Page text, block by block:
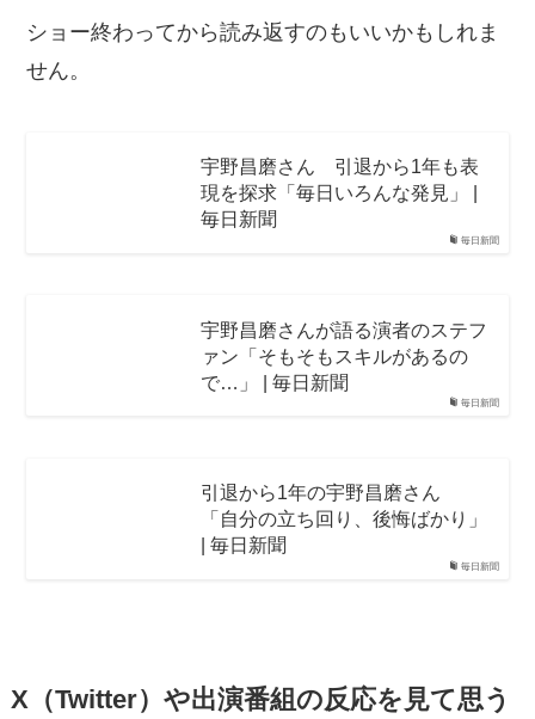
ショー終わってから読み返すのもいいかもしれま
せん。
毎日新聞
宇野昌磨さん 引退から1年も表
現を探求「毎日いろんな発見」 |
毎日新聞
毎日新聞
宇野昌磨さんが語る演者のステフ
ァン「そもそもスキルがあるの
で…」 | 毎日新聞
毎日新聞
引退から1年の宇野昌磨さん
「自分の立ち回り、後悔ばかり」
| 毎日新聞
X（Twitter）や出演番組の反応を見て思う